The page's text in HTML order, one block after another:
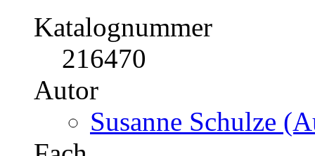
Katalognummer
216470
Autor
Susanne Schulze